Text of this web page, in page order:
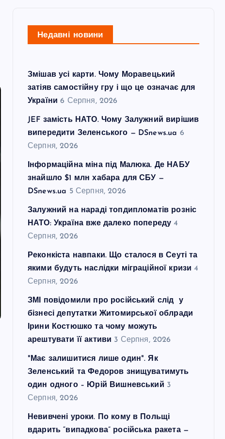
Недавні новини
Змішав усі карти. Чому Моравецький
затіяв самостійну гру і що це означає для
України 6 Серпня, 2026
JEF замість НАТО. Чому Залужний вирішив
випередити Зеленського — DSnews.ua 6
Серпня, 2026
Інформаційна міна під Малюка. Де НАБУ
знайшло $1 млн хабара для СБУ —
DSnews.ua 5 Серпня, 2026
Залужний на нараді топдипломатів розніс
НАТО: Україна вже далеко попереду 4
Серпня, 2026
Реконкіста навпаки. Що сталося в Сеуті та
якими будуть наслідки міграційної кризи 4
Серпня, 2026
ЗМІ повідомили про російський слід у
бізнесі депутатки Житомирської облради
Ірини Костюшко та чому можуть
арештувати її активи 3 Серпня, 2026
"Має залишитися лише один". Як
Зеленський та Федоров знищуватимуть
один одного – Юрій Вишневський 3
Серпня, 2026
Невивчені уроки. По кому в Польщі
вдарить “випадкова” російська ракета —